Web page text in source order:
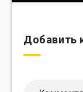
Добавить